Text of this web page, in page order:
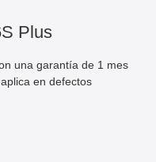
Plus
una garantía de 1 mes
en defectos